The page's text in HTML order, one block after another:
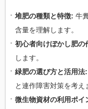
堆肥の種類と特徴: 牛
含量を理解します。
初心者向けぼかし肥の
します。
緑肥の選び方と活用法:
と連作障害対策を考え
微生物資材の利用ポイ